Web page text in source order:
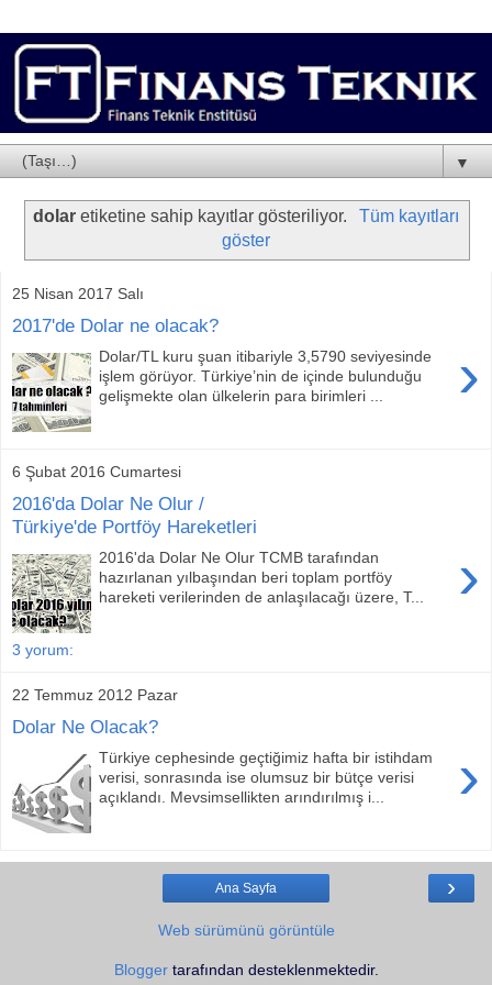
▼
dolar etiketine sahip kayıtlar gösteriliyor.
Tüm kayıtları
göster
25 Nisan 2017 Salı
2017'de Dolar ne olacak?
›
Dolar/TL kuru şuan itibariyle 3,5790 seviyesinde
işlem görüyor. Türkiye’nin de içinde bulunduğu
gelişmekte olan ülkelerin para birimleri ...
6 Şubat 2016 Cumartesi
2016'da Dolar Ne Olur /
Türkiye'de Portföy Hareketleri
›
2016'da Dolar Ne Olur TCMB tarafından
hazırlanan yılbaşından beri toplam portföy
hareketi verilerinden de anlaşılacağı üzere, T...
3 yorum:
22 Temmuz 2012 Pazar
Dolar Ne Olacak?
›
Türkiye cephesinde geçtiğimiz hafta bir istihdam
verisi, sonrasında ise olumsuz bir bütçe verisi
açıklandı. Mevsimsellikten arındırılmış i...
›
Ana Sayfa
Web sürümünü görüntüle
Bloggertarafından desteklenmektedir.